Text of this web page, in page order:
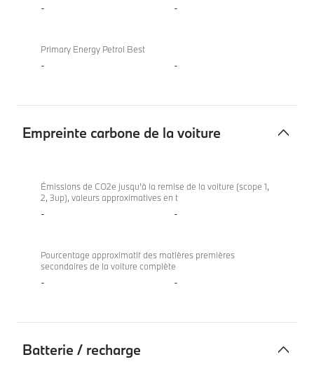
- -
Primary Energy Petrol Best
- -
Empreinte carbone de la voiture
carbone
Émissions de CO2e jusqu’à la remise de la voiture (scope 1,
2, 3up), valeurs approximatives en t
- -
Pourcentage approximatif des matières premières
secondaires de la voiture complète
- -
Batterie / recharge